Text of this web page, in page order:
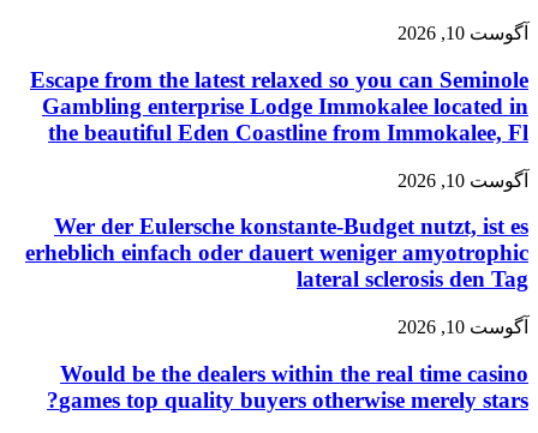
آگوست 10, 2026
Escape from the latest relaxed so you can Seminole
Gambling enterprise Lodge Immokalee located in
the beautiful Eden Coastline from Immokalee, Fl
آگوست 10, 2026
Wer der Eulersche konstante-Budget nutzt, ist es
erheblich einfach oder dauert weniger amyotrophic
lateral sclerosis den Tag
آگوست 10, 2026
Would be the dealers within the real time casino
games top quality buyers otherwise merely stars?